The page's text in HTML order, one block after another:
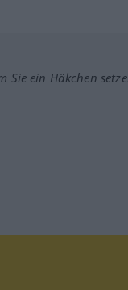
Sie ein Häkchen